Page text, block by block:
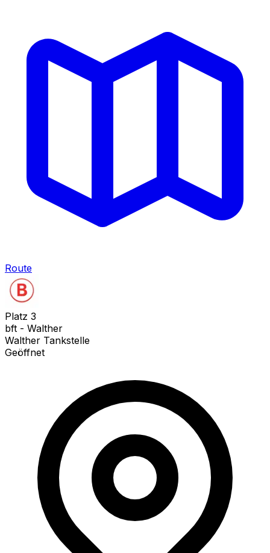
Route
Platz 3
bft - Walther
Walther Tankstelle
Geöffnet